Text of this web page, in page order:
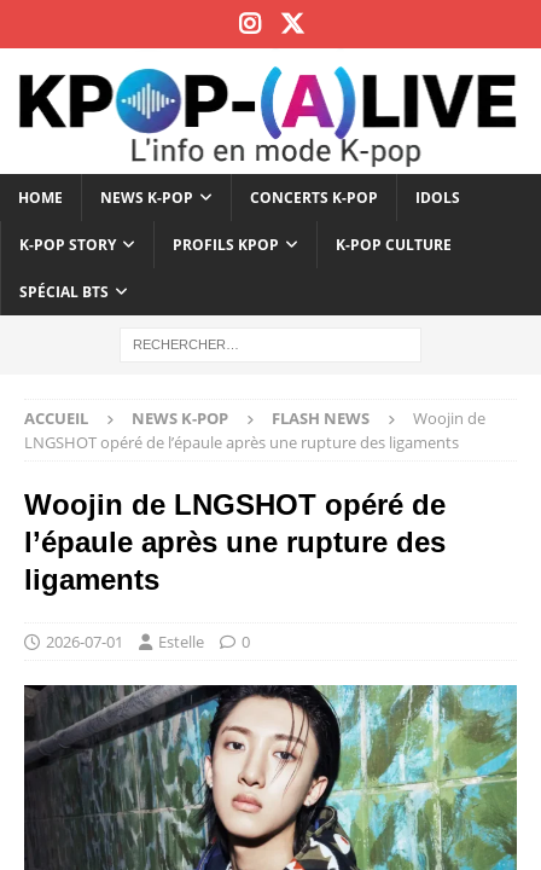
HOME NEWS K-POP CONCERTS K-POP IDOLS
K-POP STORY PROFILS KPOP K-POP CULTURE
SPÉCIAL BTS
ACCUEIL NEWS K-POP FLASH NEWS
Woojin de
LNGSHOT opéré de l’épaule après une rupture des ligaments
Woojin de LNGSHOT opéré de
l’épaule après une rupture des
ligaments
2026-07-01 Estelle 0